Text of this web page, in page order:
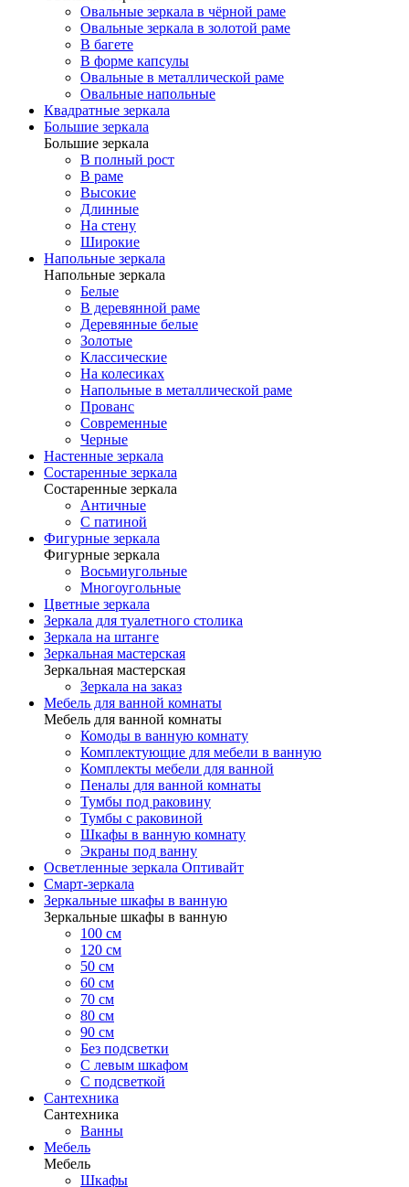
Овальные зеркала в чёрной раме
Овальные зеркала в золотой раме
В багете
В форме капсулы
Овальные в металлической раме
Овальные напольные
Квадратные зеркала
Большие зеркала
Большие зеркала
В полный рост
В раме
Высокие
Длинные
На стену
Широкие
Напольные зеркала
Напольные зеркала
Белые
В деревянной раме
Деревянные белые
Золотые
Классические
На колесиках
Напольные в металлической раме
Прованс
Современные
Черные
Настенные зеркала
Состаренные зеркала
Состаренные зеркала
Античные
С патиной
Фигурные зеркала
Фигурные зеркала
Восьмиугольные
Многоугольные
Цветные зеркала
Зеркала для туалетного столика
Зеркала на штанге
Зеркальная мастерская
Зеркальная мастерская
Зеркала на заказ
Мебель для ванной комнаты
Мебель для ванной комнаты
Комоды в ванную комнату
Комплектующие для мебели в ванную
Комплекты мебели для ванной
Пеналы для ванной комнаты
Тумбы под раковину
Тумбы с раковиной
Шкафы в ванную комнату
Экраны под ванну
Осветленные зеркала Оптивайт
Смарт-зеркала
Зеркальные шкафы в ванную
Зеркальные шкафы в ванную
100 см
120 см
50 см
60 см
70 см
80 см
90 см
Без подсветки
С левым шкафом
С подсветкой
Сантехника
Сантехника
Ванны
Мебель
Мебель
Шкафы